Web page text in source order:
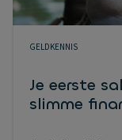
GELDKENNIS
Je eerste
slimme